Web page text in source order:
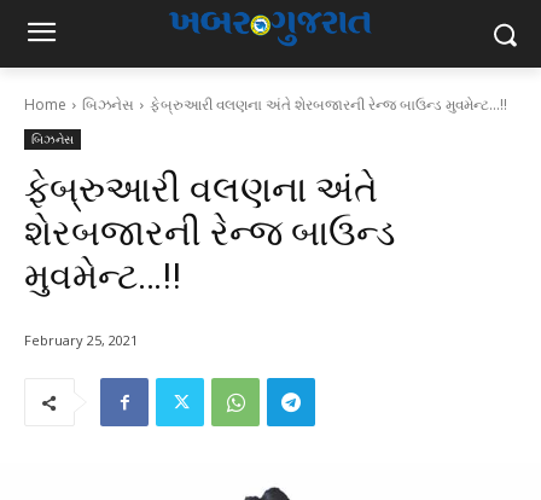
Home બિઝનેસ ફેબ્રુઆરી વલણના અંતે શેરબજારની રેન્જ બાઉન્ડ મુવમેન્ટ...!!
બિઝનેસ
ફેબ્રુઆરી વલણના અંતે
શેરબજારની રેન્જ બાઉન્ડ
મુવમેન્ટ…!!
February 25, 2021